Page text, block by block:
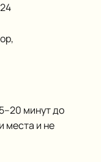
минут до
места и не